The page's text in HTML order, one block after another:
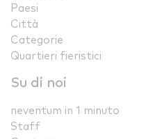
Paesi
Città
Categorie
Quartieri fieristici
Su di noi
neventum in 1 minuto
Staff